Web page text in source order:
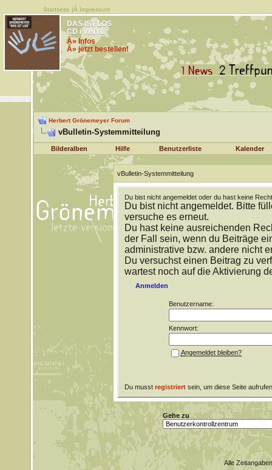
Startseite |Â Impressum
DAS IST LOS
CD / VINYL
Â» Infos
Â» jetzt bestellen!
Herbert Grönemeyer Forum
vBulletin-Systemmitteilung
Bilderalben Hilfe Benutzerliste Kalender
vBulletin-Systemmitteilung
Du bist nicht angemeldet oder du hast keine
Du bist nicht angemeldet. Bitte
versuche es erneut.
Du hast keine ausreichenden
der Fall sein, wenn du Beiträge
administrative bzw. andere nicht
Du versuchst einen Beitrag zu
wartest noch auf die Aktivierung
Anmelden
Benutzername:
Kennwort:
Angemeldet bleiben?
Du musst registriertsein, um diese Seite
Gehe zu
Alle